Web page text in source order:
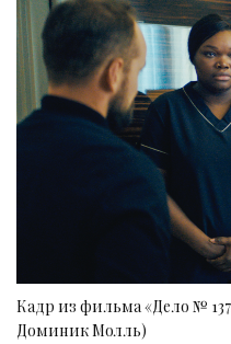
Кадр из фильма «Дело №
Доминик Молль)